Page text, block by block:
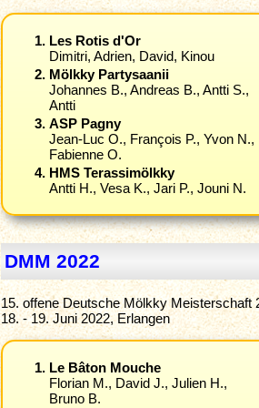
Les Rotis d'Or
Dimitri, Adrien, David, Kinou
Mölkky Partysaanii
Johannes B., Andreas B., Antti S.,
Antti
ASP Pagny
Jean-Luc O., François P., Yvon N.,
Fabienne O.
HMS Terassimölkky
Antti H., Vesa K., Jari P., Jouni N.
DMM 2022
15. offene Deutsche Mölkky Meisterschaft
18. - 19. Juni 2022, Erlangen
Le Bâton Mouche
Florian M., David J., Julien H.,
Bruno B.